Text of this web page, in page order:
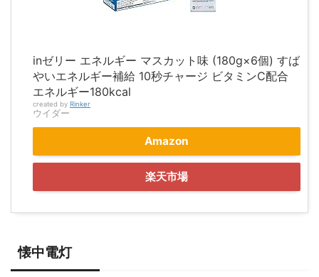
inゼリー エネルギー マスカット味 (180g×6個) すば
やいエネルギー補給 10秒チャージ ビタミンC配合
エネルギー180kcal
created by Rinker
ウイダー
Amazon
楽天市場
懐中電灯